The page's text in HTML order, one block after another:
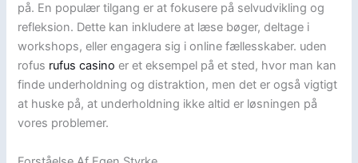
på. En populær tilgang er at fokusere på selvudvikling og
refleksion. Dette kan inkludere at læse bøger, deltage i
workshops, eller engagera sig i online fællesskaber. uden
rofus rufus casino er et eksempel på et sted, hvor man kan
finde underholdning og distraktion, men det er også vigtigt
at huske på, at underholdning ikke altid er løsningen på
vores problemer.